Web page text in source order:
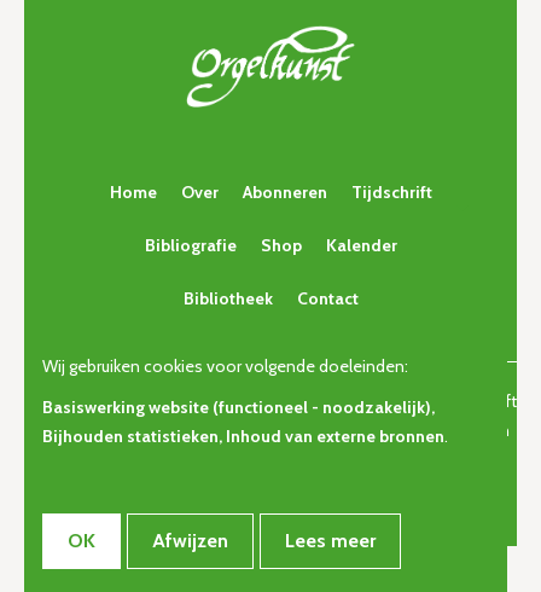
Home Over Abonneren Tijdschrift
Bibliografie Shop Kalender
Bibliotheek Contact
© Copyright 2026 | Orgelkunst | Vlaams cultureel-erfgoedtijdschrift
voor orgelcultuur van gisteren, vandaag en morgen. • Alle rechten
Wij gebruiken cookies voor volgende doeleinden:
Basiswerking website (functioneel - noodzakelijk),
Bijhouden statistieken, Inhoud van externe bronnen.
OK Afwijzen Lees meer